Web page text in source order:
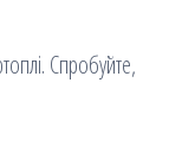
Спробуйте,